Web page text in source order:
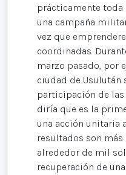
prácticamente toda
una campaña
vez que
coordinadas.
marzo pasado, por
ciudad de Usulután
participación de las
diría que es la
una acción unitaria
resultados son más
alrededor de mil
recuperación de